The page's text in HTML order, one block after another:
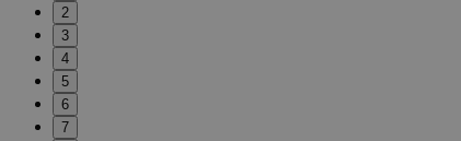
2
3
4
5
6
7